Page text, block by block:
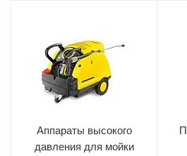
Аппараты высокого
давления для мойки